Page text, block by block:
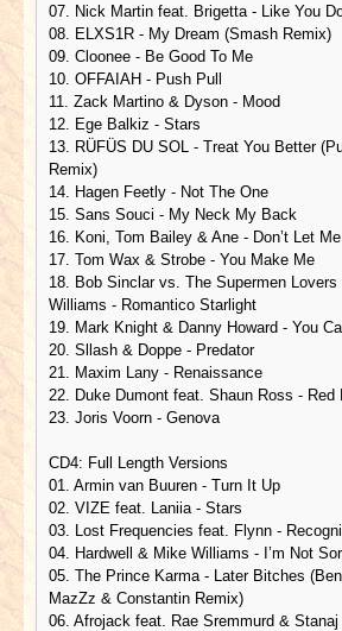
07. Nick Martin feat. Brigetta - Like You
08. ELXS1R - My Dream (Smash Remix)
09. Cloonee - Be Good To Me
10. OFFAIAH - Push Pull
11. Zack Martino & Dyson - Mood
12. Ege Balkiz - Stars
13. RÜFÜS DU SOL - Treat You Better
Remix)
14. Hagen Feetly - Not The One
15. Sans Souci - My Neck My Back
16. Koni, Tom Bailey & Ane - Don’t Let
17. Tom Wax & Strobe - You Make Me
18. Bob Sinclar vs. The Supermen Lovers
Williams - Romantico Starlight
19. Mark Knight & Danny Howard - You
20. Sllash & Doppe - Predator
21. Maxim Lany - Renaissance
22. Duke Dumont feat. Shaun Ross - Red
23. Joris Voorn - Genova
CD4: Full Length Versions
01. Armin van Buuren - Turn It Up
02. VIZE feat. Laniia - Stars
03. Lost Frequencies feat. Flynn -
04. Hardwell & Mike Williams - I’m Not
05. The Prince Karma - Later Bitches
MazZz & Constantin Remix)
06. Afrojack feat. Rae Sremmurd & Stanaj